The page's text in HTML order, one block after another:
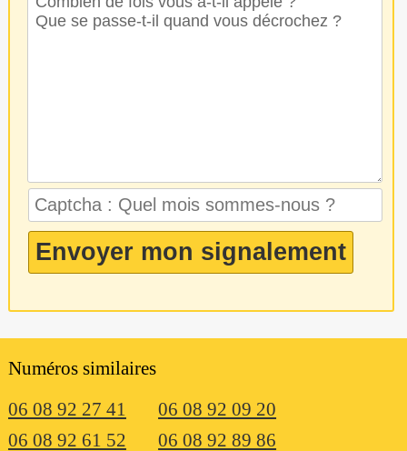
Numéros similaires
06 08 92 27 41
06 08 92 09 20
06 08 92 61 52
06 08 92 89 86